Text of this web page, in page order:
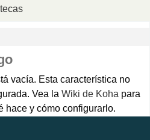
vacía. Esta característica no
Vea la Wiki de Koha para
hace y cómo configurarlo.